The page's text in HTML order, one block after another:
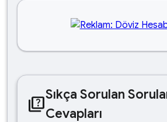
quizSıkça Sorulan
Cevapları